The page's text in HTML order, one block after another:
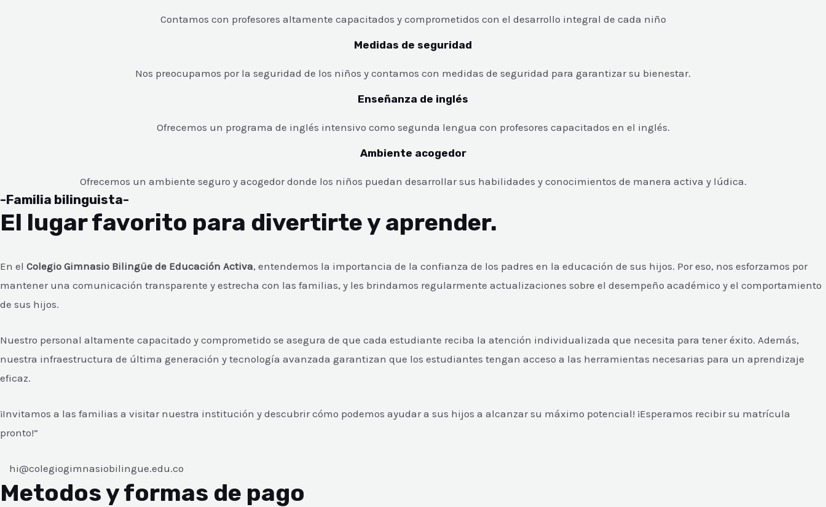
Contamos con profesores altamente capacitados y comprometidos con el desarrollo integral de cada niño
Medidas de seguridad
Nos preocupamos por la seguridad de los niños y contamos con medidas de seguridad para garantizar su bienestar.
Enseñanza de inglés
Ofrecemos un programa de inglés intensivo como segunda lengua con profesores capacitados en el inglés.
Ambiente acogedor
Ofrecemos un ambiente seguro y acogedor donde los niños puedan desarrollar sus habilidades y conocimientos de manera activa y lúdica.
-Familia bilinguista-
El lugar favorito para divertirte y aprender.
En el Colegio Gimnasio Bilingüe de Educación Activa, entendemos la importancia de la confianza de los padres en la educación de sus hijos. Por eso, nos esforzamos por
mantener una comunicación transparente y estrecha con las familias, y les brindamos regularmente actualizaciones sobre el desempeño académico y el comportamiento
de sus hijos.
Nuestro personal altamente capacitado y comprometido se asegura de que cada estudiante reciba la atención individualizada que necesita para tener éxito. Además,
nuestra infraestructura de última generación y tecnología avanzada garantizan que los estudiantes tengan acceso a las herramientas necesarias para un aprendizaje
eficaz.
¡Invitamos a las familias a visitar nuestra institución y descubrir cómo podemos ayudar a sus hijos a alcanzar su máximo potencial! ¡Esperamos recibir su matrícula
pronto!”
hi@colegiogimnasiobilingue.edu.co
Metodos y formas de pago